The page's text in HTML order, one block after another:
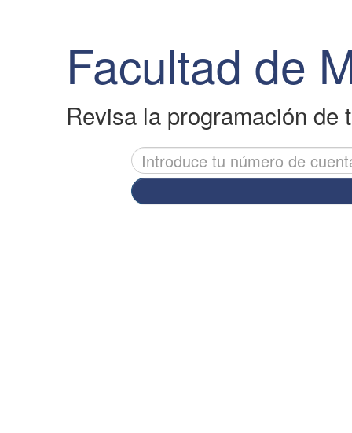
Facultad de
Revisa la programación de